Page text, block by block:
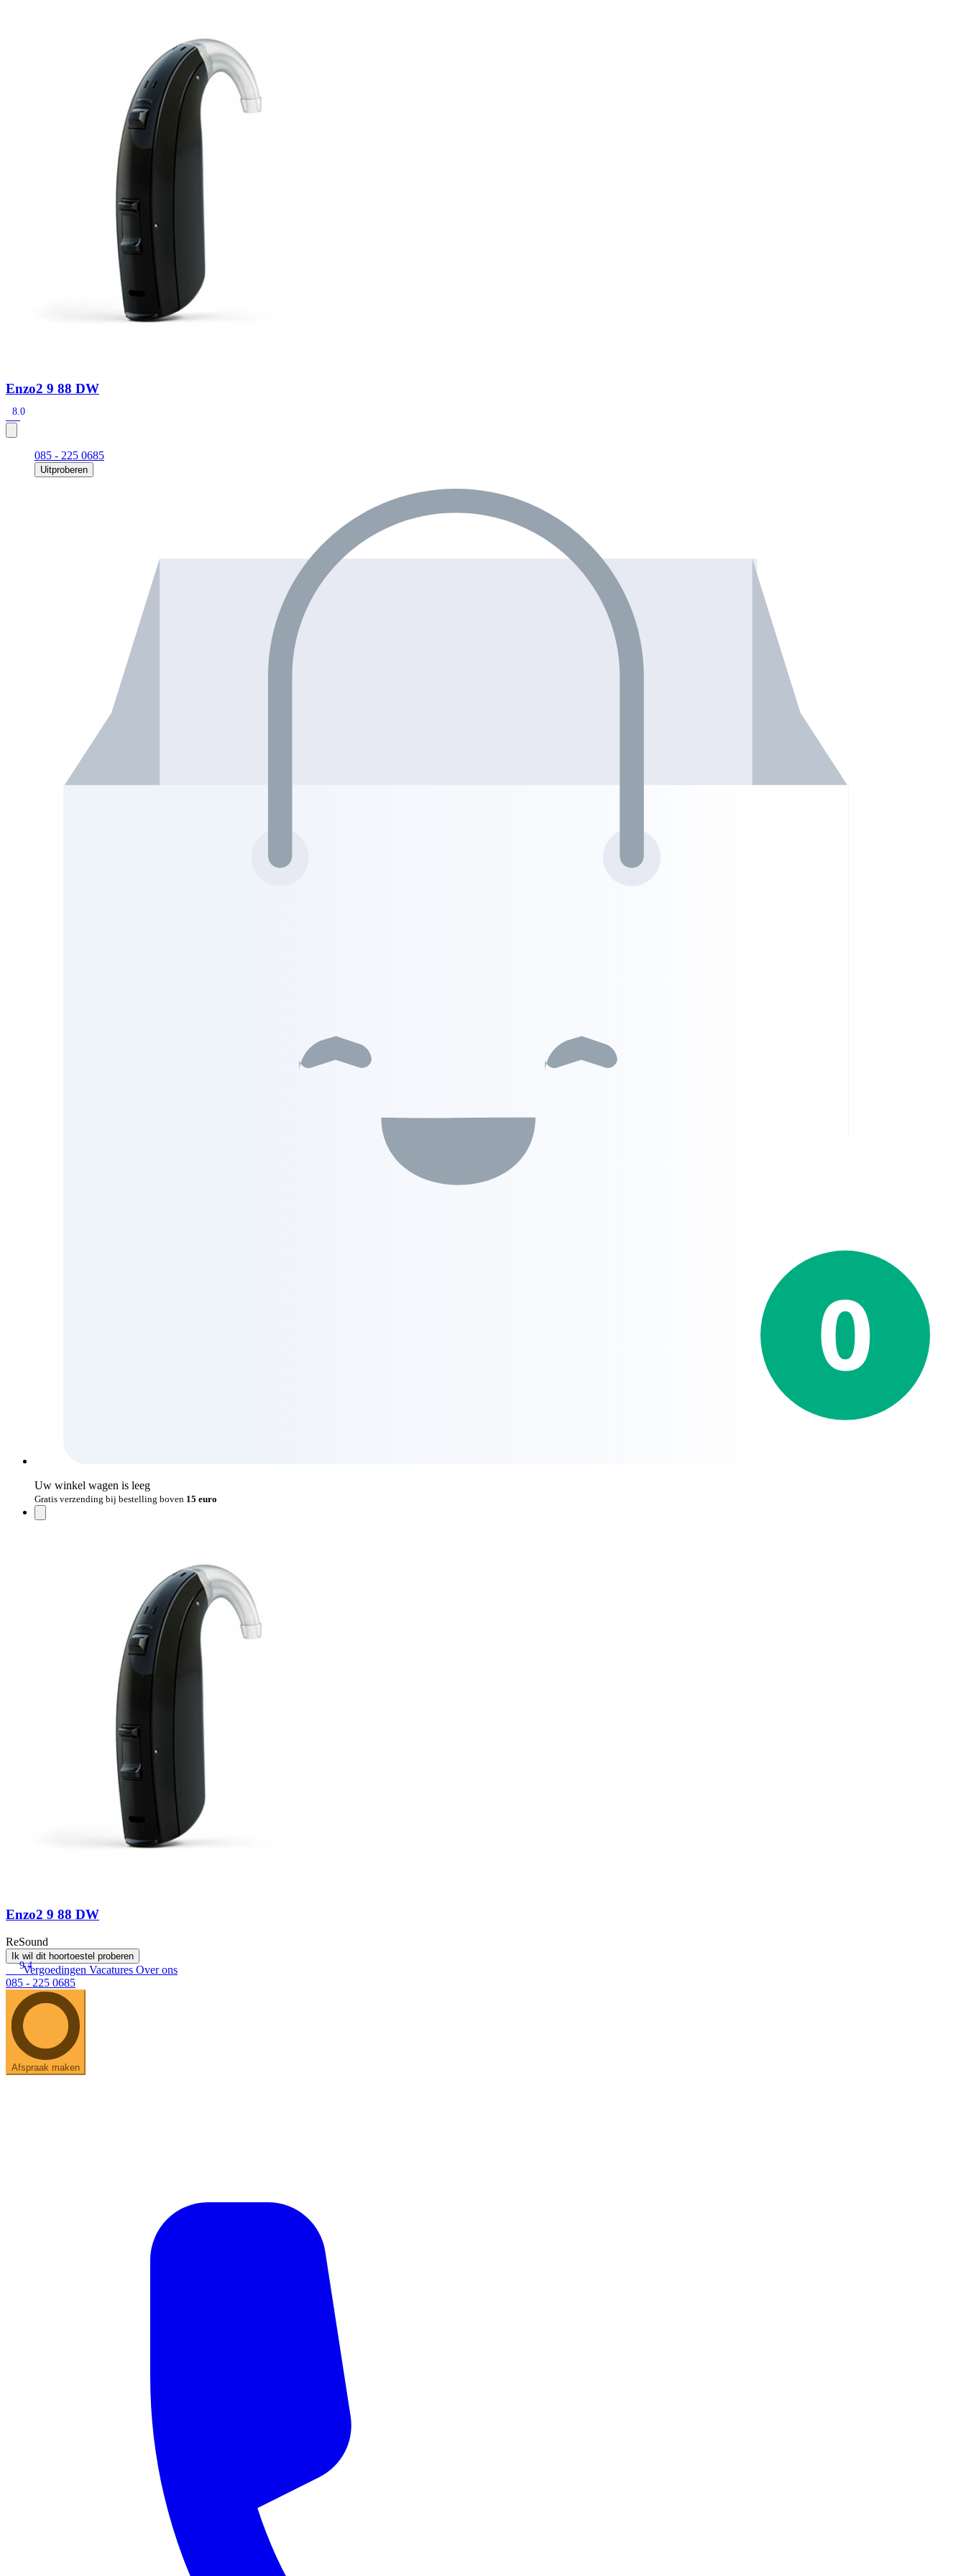
Signia Pure BCT IXSignia Silk IX
Widex filters Filters Domes Onderhoudsartikelen
Signia Active Mini IX - Oplaadbaar
De Signia Active Mini IX is het nieuwste hoortoestel van Signia.
Enzo2 9 88 DW
8.0
085 - 225 0685
Uitproberen
Uw winkel wagen is leeg
Gratis verzending bij bestelling boven 15 euro
Enzo2 9 88 DW
ReSound
Ik wil dit hoortoestel proberen
9.4
Vergoedingen Vacatures Over ons
085 - 225 0685
Afspraak maken